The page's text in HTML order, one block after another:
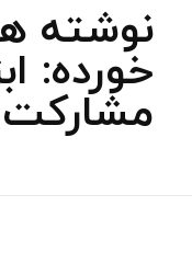
نوشته
خورده:
مشارکت